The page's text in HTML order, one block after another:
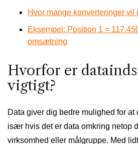
Hvor mange konverteringer
Eksempel: Position 1 =
omsætning
Hvorfor er
vigtigt?
Data giver dig bedre mulighed for at
især hvis det er data omkring netop
virksomhed eller målgruppe. Med